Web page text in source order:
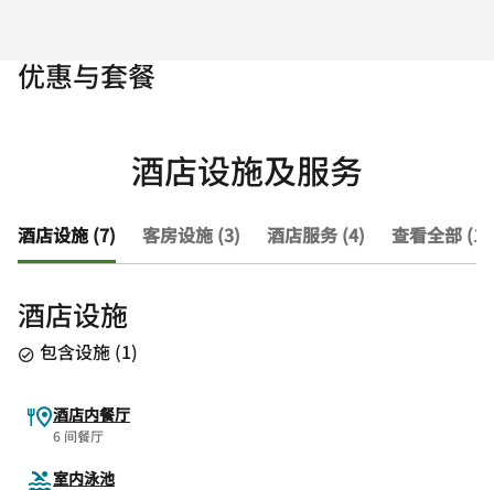
优惠与套餐
酒店设施及服务
酒店设施 (7) 客房设施 (3) 酒店服务 (4) 查看全部
酒店设施
包含设施 (1)
酒店内餐厅
6 间餐厅
室内泳池